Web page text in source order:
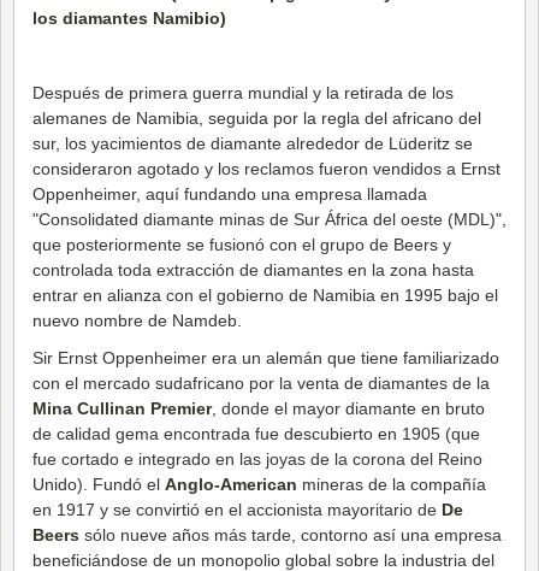
Después de primera guerra mundial y la retirada de los
alemanes de Namibia, seguida por la regla del africano del
sur, los yacimientos de diamante alrededor de Lüderitz se
consideraron agotado y los reclamos fueron vendidos a Ernst
Oppenheimer, aquí fundando una empresa llamada
"Consolidated diamante minas de Sur África del oeste (MDL)",
que posteriormente se fusionó con el grupo de Beers y
controlada toda extracción de diamantes en la zona hasta
entrar en alianza con el gobierno de Namibia en 1995 bajo el
nuevo nombre de Namdeb.
Sir Ernst Oppenheimer era un alemán que tiene familiarizado
con el mercado sudafricano por la venta de diamantes de la
Mina Cullinan Premier, donde el mayor diamante en bruto
de calidad gema encontrada fue descubierto en 1905 (que
fue cortado e integrado en las joyas de la corona del Reino
Unido). Fundó el Anglo-American mineras de la compañía
en 1917 y se convirtió en el accionista mayoritario de De
Beers sólo nueve años más tarde, contorno así una empresa
beneficiándose de un monopolio global sobre la industria del